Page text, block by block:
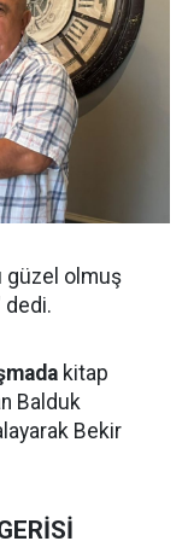
güzel olmuş
dedi.
kitap
Balduk
Bekir